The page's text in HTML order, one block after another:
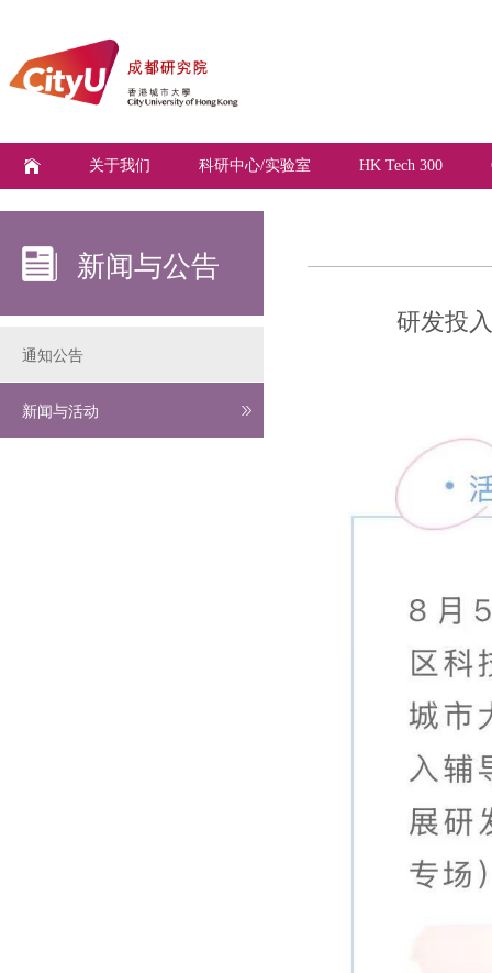
关于我们 科研中心/实验室 HK Tech 300
新闻与公告
通知公告
新闻与活动
研发投